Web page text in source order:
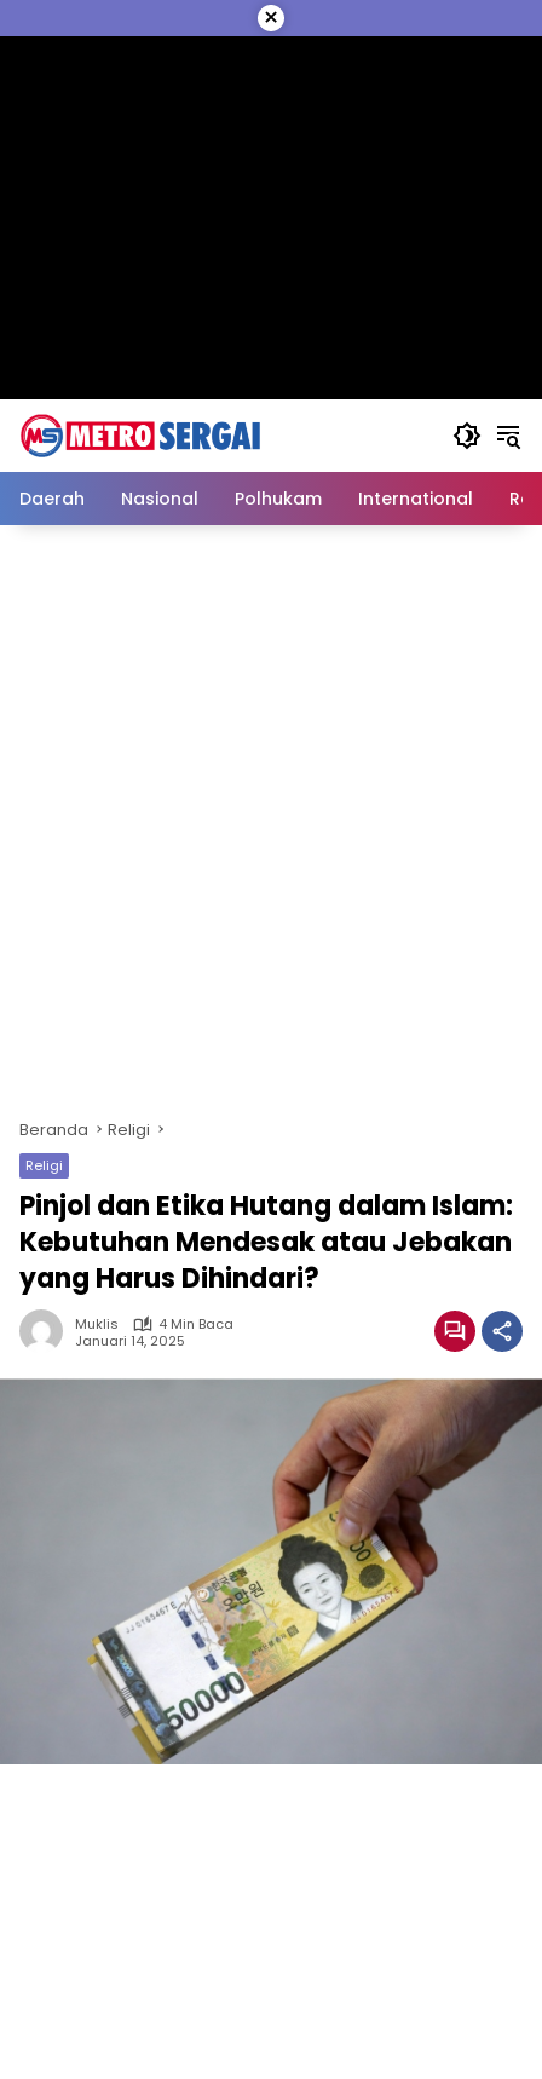
ke
×
Daerah Nasional Polhukam International
Beranda Religi
Religi
Pinjol dan Etika Hutang dalam Islam:
Kebutuhan Mendesak atau Jebakan
yang Harus Dihindari?
Muklis
4 Min Baca
Januari 14, 2025